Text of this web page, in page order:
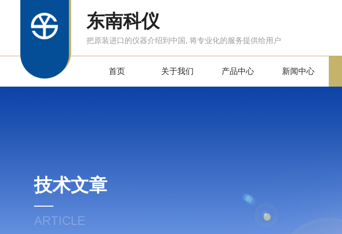
东南科仪
把原装进口的仪器介绍到中国, 将专业化的服务提供给用户
首页 关于我们 产品中心 新闻中心
技术文章
ARTICLE